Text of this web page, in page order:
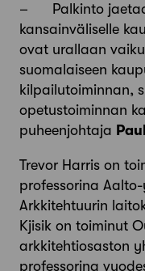
– Palkinto
kansainväliselle
ovat urallaan
suomalaiseen
kilpailutoiminnan,
opetustoiminnan
puheenjohtaja
Trevor Harris on
professorina
Arkkitehtuurin
Kjisik on toiminut
arkkitehtiosaston
professorina